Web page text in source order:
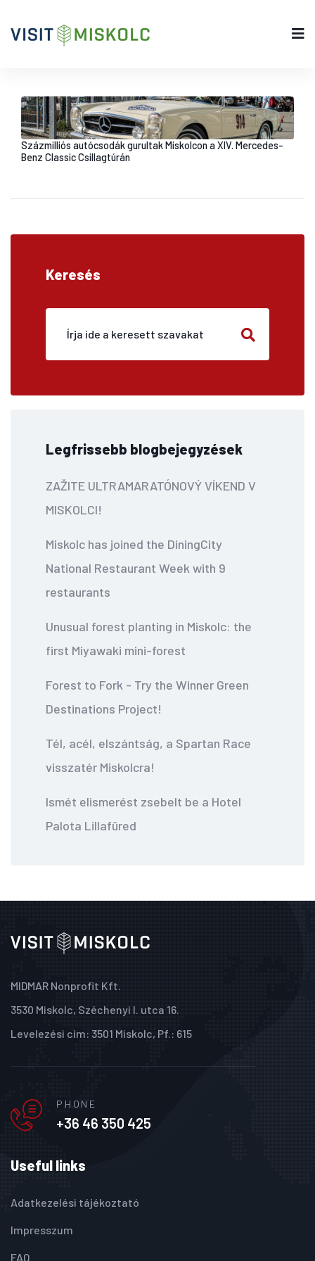
Százmilliós autócsodák gurultak Miskolcon a XIV. Mercedes-
Benz Classic Csillagtúrán
Keresés
Legfrissebb blogbejegyzések
ZAŽITE ULTRAMARATÓNOVÝ VÍKEND V
MISKOLCI!
Miskolc has joined the DiningCity
National Restaurant Week with 9
restaurants
Unusual forest planting in Miskolc: the
first Miyawaki mini-forest
Forest to Fork - Try the Winner Green
Destinations Project!
Tél, acél, elszántság, a Spartan Race
visszatér Miskolcra!
Ismét elismerést zsebelt be a Hotel
Palota Lillafüred
MIDMAR Nonprofit Kft.
3530 Miskolc, Széchenyi I. utca 16.
Levelezési cím: 3501 Miskolc, Pf.: 615
PHONE
+36 46 350 425
Useful links
Adatkezelési tájékoztató
Impresszum
FAQ